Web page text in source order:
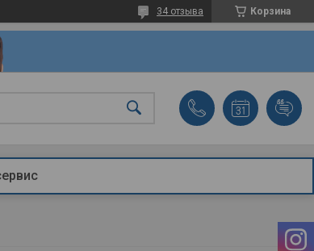
Корзина
34 отзыва